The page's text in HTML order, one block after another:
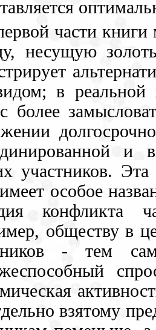
части книги
несущую
в
более
и
участников.
особое
конфликта
обществу в
- тем
взятому